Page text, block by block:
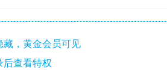
藏，黄金会员可见
后查看特权